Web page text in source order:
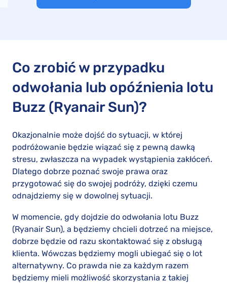
Co zrobić w przypadku
odwołania lub opóźnienia lotu
Buzz (Ryanair Sun)?
Okazjonalnie może dojść do sytuacji, w której
podróżowanie będzie wiązać się z pewną dawką
stresu, zwłaszcza na wypadek wystąpienia zakłóceń.
Dlatego dobrze poznać swoje prawa oraz
przygotować się do swojej podróży, dzięki czemu
odnajdziemy się w dowolnej sytuacji.
W momencie, gdy dojdzie do odwołania lotu Buzz
(Ryanair Sun), a będziemy chcieli dotrzeć na miejsce,
dobrze będzie od razu skontaktować się z obsługą
klienta. Wówczas będziemy mogli ubiegać się o lot
alternatywny. Co prawda nie za każdym razem
będziemy mieli możliwość skorzystania z takiej